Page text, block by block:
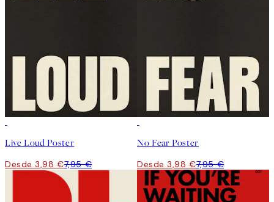
Live Loud Poster
Desde 3,98 €7,95 €
No Fear Poster
Desde 3,98 €7,95 €